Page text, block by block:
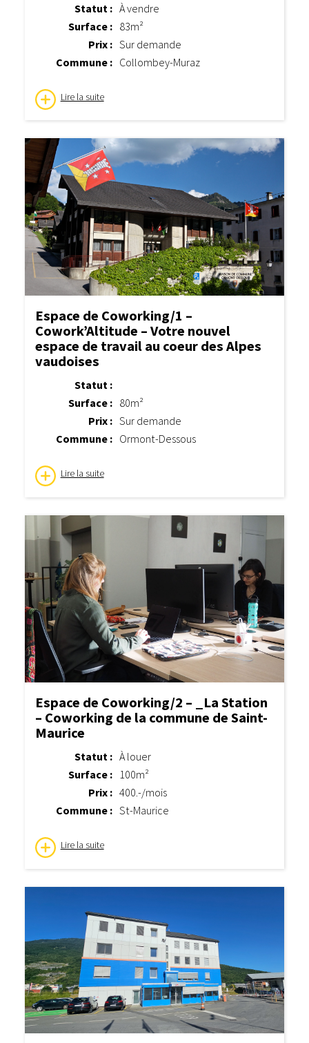
Statut : À vendre
Surface : 83m²
Prix : Sur demande
Commune : Collombey-Muraz
Lire la suite
Espace de Coworking/1 –
Cowork’Altitude – Votre nouvel
espace de travail au coeur des Alpes
vaudoises
Statut :
Surface : 80m²
Prix : Sur demande
Commune : Ormont-Dessous
Lire la suite
Espace de Coworking/2 – _La Station
– Coworking de la commune de Saint-
Maurice
Statut : À louer
Surface : 100m²
Prix : 400.-/mois
Commune : St-Maurice
Lire la suite